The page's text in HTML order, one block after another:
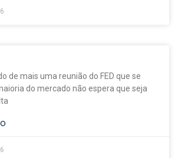
de mais uma reunião do FED que se
do mercado não espera que seja